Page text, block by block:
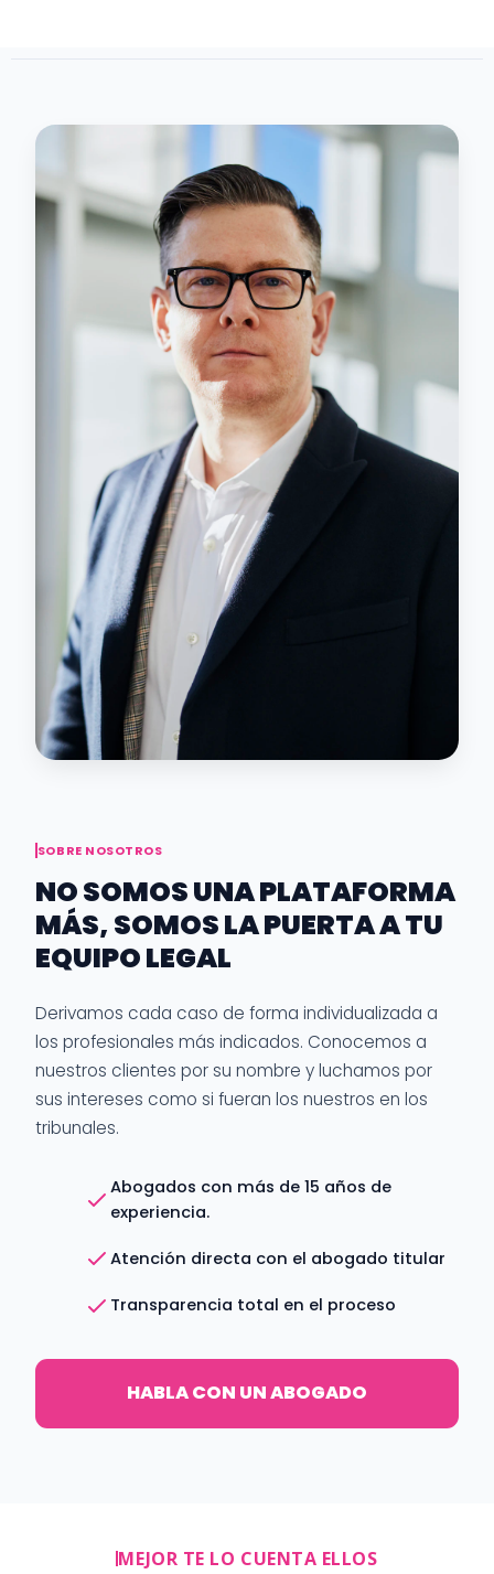
SOBRE NOSOTROS
NO SOMOS UNA PLATAFORMA
MÁS, SOMOS LA PUERTA A TU
EQUIPO LEGAL
Derivamos cada caso de forma individualizada a
los profesionales más indicados. Conocemos a
nuestros clientes por su nombre y luchamos por
sus intereses como si fueran los nuestros en los
tribunales.
Abogados con más de 15 años de
experiencia.
Atención directa con el abogado titular
Transparencia total en el proceso
HABLA CON UN ABOGADO
MEJOR TE LO CUENTA ELLOS